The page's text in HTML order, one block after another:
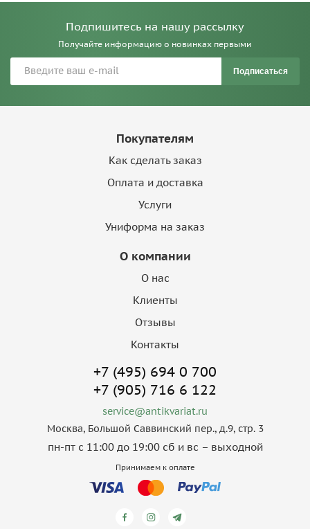
Подпишитесь на нашу рассылку
Получайте информацию о новинках первыми
Подписаться
Покупателям
Как сделать заказ
Оплата и доставка
Услуги
Униформа на заказ
О компании
О нас
Клиенты
Отзывы
Контакты
+7 (495) 694 0 700
+7 (905) 716 6 122
service@antikvariat.ru
Москва, Большой Саввинский пер., д.9, стр. 3
пн-пт с 11:00 до 19:00 сб и вс – выходной
Принимаем к оплате